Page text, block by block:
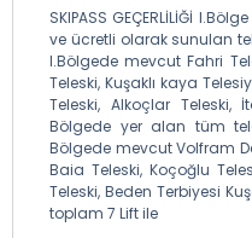
SKIPASS GEÇERLİLİĞİ
ve ücretli olarak sunulan
I.Bölgede mevcut Fahri
Teleski, Kuşaklı kaya
Teleski, Alkoçlar
Bölgede yer alan tüm
Bölgede mevcut Volfram
Baia Teleski, Koçoğlu
Teleski, Beden Terbiyesi
toplam 7 Lift ile